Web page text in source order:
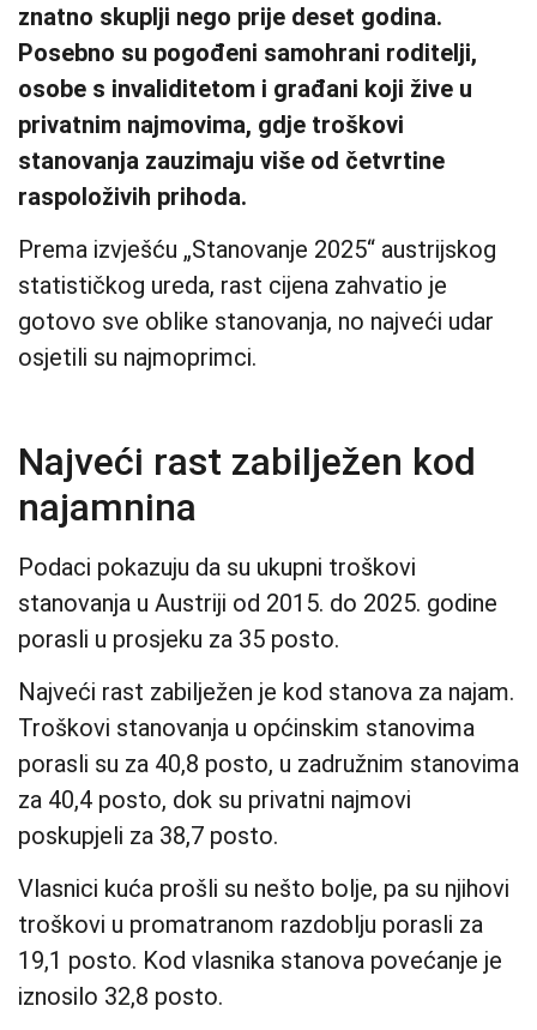
znatno skuplji nego prije deset godina.
Posebno su pogođeni samohrani roditelji,
osobe s invaliditetom i građani koji žive u
privatnim najmovima, gdje troškovi
stanovanja zauzimaju više od četvrtine
raspoloživih prihoda.
Prema izvješću „Stanovanje 2025“ austrijskog
statističkog ureda, rast cijena zahvatio je
gotovo sve oblike stanovanja, no najveći udar
osjetili su najmoprimci.
Najveći rast zabilježen kod
najamnina
Podaci pokazuju da su ukupni troškovi
stanovanja u Austriji od 2015. do 2025. godine
porasli u prosjeku za 35 posto.
Najveći rast zabilježen je kod stanova za najam.
Troškovi stanovanja u općinskim stanovima
porasli su za 40,8 posto, u zadružnim stanovima
za 40,4 posto, dok su privatni najmovi
poskupjeli za 38,7 posto.
Vlasnici kuća prošli su nešto bolje, pa su njihovi
troškovi u promatranom razdoblju porasli za
19,1 posto. Kod vlasnika stanova povećanje je
iznosilo 32,8 posto.